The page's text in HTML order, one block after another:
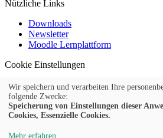
Nützliche Links
Downloads
Newsletter
Moodle Lernplattform
Cookie Einstellungen
Widerrufsformular
© 2026 Kufer Software GmbH
Impressum
Wir speichern und verarbeiten Ihre
folgende Zwecke:
Speicherung von Einstellungen dieser
Cookies, Essenzielle Cookies.
Mehr erfahren